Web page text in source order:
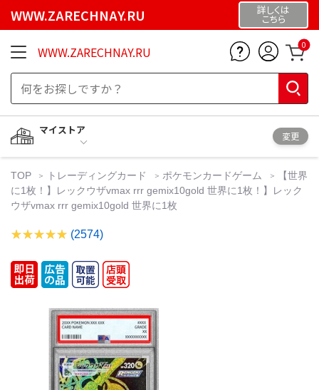
WWW.ZARECHNAY.RU 詳しくは
こちら
WWW.ZARECHNAY.RU 0
マイストア
変更
TOP トレーディングカード ポケモンカードゲーム
【世界
に1枚！】レックウザvmax rrr gemix10gold 世界に1枚！】レック
ウザvmax rrr gemix10gold 世界に1枚
(2574)